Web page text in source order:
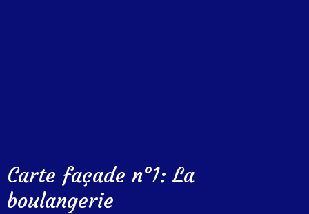
Carte façade n°1: La
boulangerie